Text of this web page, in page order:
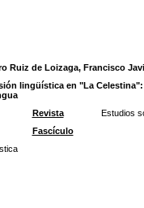
Ruiz de Loizaga, Francisco
lingüística en "La
Revista
Estudios
Fascículo